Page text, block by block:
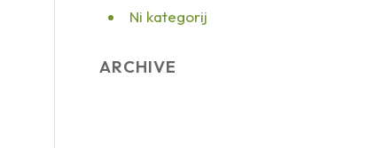
Ni kategorij
ARCHIVE